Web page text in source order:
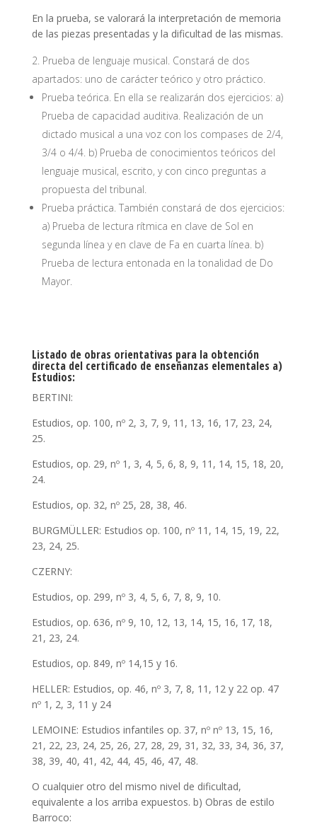
En la prueba, se valorará la interpretación de memoria
de las piezas presentadas y la dificultad de las mismas.
Prueba de lenguaje musical. Constará de dos
apartados: uno de carácter teórico y otro práctico.
Prueba teórica. En ella se realizarán dos ejercicios: a)
Prueba de capacidad auditiva. Realización de un
dictado musical a una voz con los compases de 2/4,
3/4 o 4/4. b) Prueba de conocimientos teóricos del
lenguaje musical, escrito, y con cinco preguntas a
propuesta del tribunal.
Prueba práctica. También constará de dos ejercicios:
a) Prueba de lectura rítmica en clave de Sol en
segunda línea y en clave de Fa en cuarta línea. b)
Prueba de lectura entonada en la tonalidad de Do
Mayor.
Listado de obras orientativas para la obtención
directa del certificado de enseñanzas elementales a)
Estudios:
BERTINI:
Estudios, op. 100, nº 2, 3, 7, 9, 11, 13, 16, 17, 23, 24,
25.
Estudios, op. 29, nº 1, 3, 4, 5, 6, 8, 9, 11, 14, 15, 18, 20,
24.
Estudios, op. 32, nº 25, 28, 38, 46.
BURGMÜLLER: Estudios op. 100, nº 11, 14, 15, 19, 22,
23, 24, 25.
CZERNY:
Estudios, op. 299, nº 3, 4, 5, 6, 7, 8, 9, 10.
Estudios, op. 636, nº 9, 10, 12, 13, 14, 15, 16, 17, 18,
21, 23, 24.
Estudios, op. 849, nº 14,15 y 16.
HELLER: Estudios, op. 46, nº 3, 7, 8, 11, 12 y 22 op. 47
nº 1, 2, 3, 11 y 24
LEMOINE: Estudios infantiles op. 37, nº nº 13, 15, 16,
21, 22, 23, 24, 25, 26, 27, 28, 29, 31, 32, 33, 34, 36, 37,
38, 39, 40, 41, 42, 44, 45, 46, 47, 48.
O cualquier otro del mismo nivel de dificultad,
equivalente a los arriba expuestos. b) Obras de estilo
Barroco: